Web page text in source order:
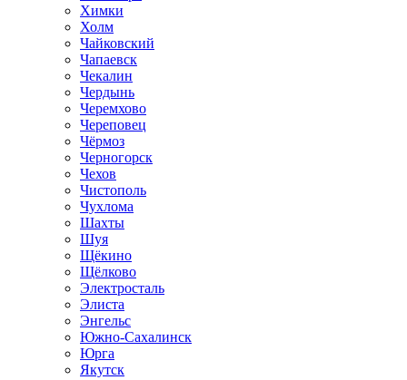
Химки
Холм
Чайковский
Чапаевск
Чекалин
Чердынь
Черемхово
Череповец
Чёрмоз
Черногорск
Чехов
Чистополь
Чухлома
Шахты
Шуя
Щёкино
Щёлково
Электросталь
Элиста
Энгельс
Южно-Сахалинск
Юрга
Якутск